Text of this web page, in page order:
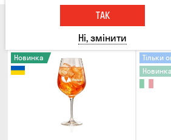
Новинка
Тільки
Новинка
ТАК
Ні, змінити